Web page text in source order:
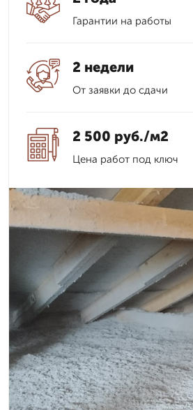
Гарантии на работы
2 недели
От заявки до сдачи
2 500 руб./м2
Цена работ под ключ